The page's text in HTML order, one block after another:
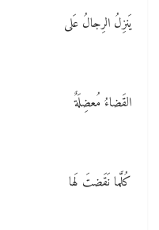
يَنزِلُ الرِجالُ عَلى
القَضاءُ مُعضِلَةٌ
كُلَّما نَقَضتَ لَها